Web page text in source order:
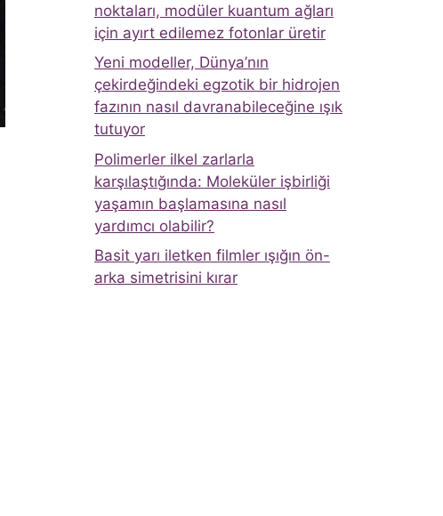
noktaları, modüler kuantum ağları
için ayırt edilemez fotonlar üretir
Yeni modeller, Dünya’nın
çekirdeğindeki egzotik bir hidrojen
fazının nasıl davranabileceğine ışık
tutuyor
Polimerler ilkel zarlarla
karşılaştığında: Moleküler işbirliği
yaşamın başlamasına nasıl
yardımcı olabilir?
Basit yarı iletken filmler ışığın ön-
arka simetrisini kırar